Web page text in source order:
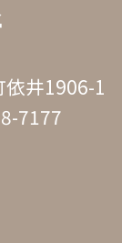
井1906-1
7177